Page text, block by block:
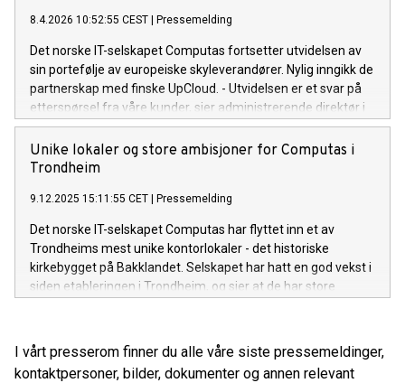
8.4.2026 10:52:55 CEST | Pressemelding
Det norske IT-selskapet Computas fortsetter utvidelsen av
sin portefølje av europeiske skyleverandører. Nylig inngikk de
partnerskap med finske UpCloud. - Utvidelsen er et svar på
etterspørsel fra våre kunder, sier administrerende direktør i
Computas, Trond Eilertsen.
Unike lokaler og store ambisjoner for Computas i
Trondheim
9.12.2025 15:11:55 CET | Pressemelding
Det norske IT-selskapet Computas har flyttet inn et av
Trondheims mest unike kontorlokaler - det historiske
kirkebygget på Bakklandet. Selskapet har hatt en god vekst i
siden etableringen i Trondheim, og sier at de har store
I vårt presserom finner du alle våre siste pressemeldinger,
kontaktpersoner, bilder, dokumenter og annen relevant